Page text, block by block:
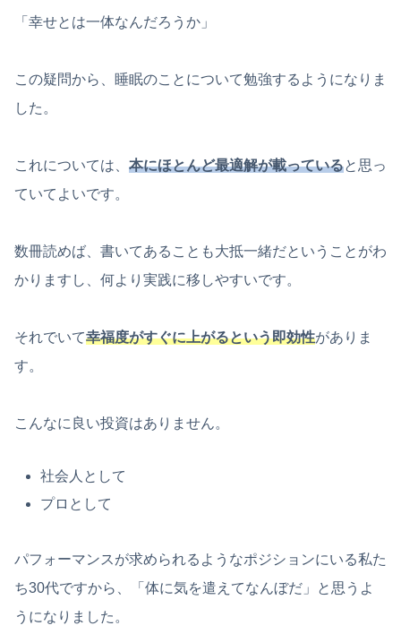
「幸せとは一体なんだろうか」
この疑問から、睡眠のことについて勉強するようになりま
した。
これについては、 本にほとんど最適解が載っていると思っ
ていてよいです。
数冊読めば、書いてあることも大抵一緒だということがわ
かりますし、何より実践に移しやすいです。
それでいて幸福度がすぐに上がるという即効性がありま
す。
こんなに良い投資はありません。
社会人として
プロとして
パフォーマンスが求められるようなポジションにいる私た
ち30代ですから、「体に気を遣えてなんぼだ」と思うよ
うになりました。